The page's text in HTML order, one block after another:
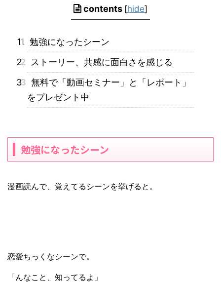
contents [hide]
1 勉強になったシーン
2
ストーリー、共感に面白さを感じる
3 無料で「動画セミナー」と「レポート」
をプレゼント中
勉強になったシーン
漫画読んで、覚えてるシーンを挙げると。
恋愛ちっくなシーンで。
「んなこと、知ってるよ」